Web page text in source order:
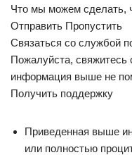
Что мы можем сделать,
Отправить Пропустить
Связаться со службой
Пожалуйста,
информация выше не
Получить поддержку
Приведенная выше
или полностью